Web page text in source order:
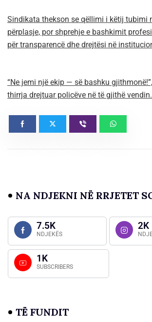
Sindikata thekson se qëllimi i këtij tubimi
përplasje, por shprehje e bashkimit
për transparencë dhe drejtësi në
“Ne jemi një ekip — së bashku
thirrja drejtuar policëve në të gjithë
NA NDJEKNI NË RRJETET
7.5K
NDJEKËS
2K
1K
SUBSCRIBERS
TË FUNDIT